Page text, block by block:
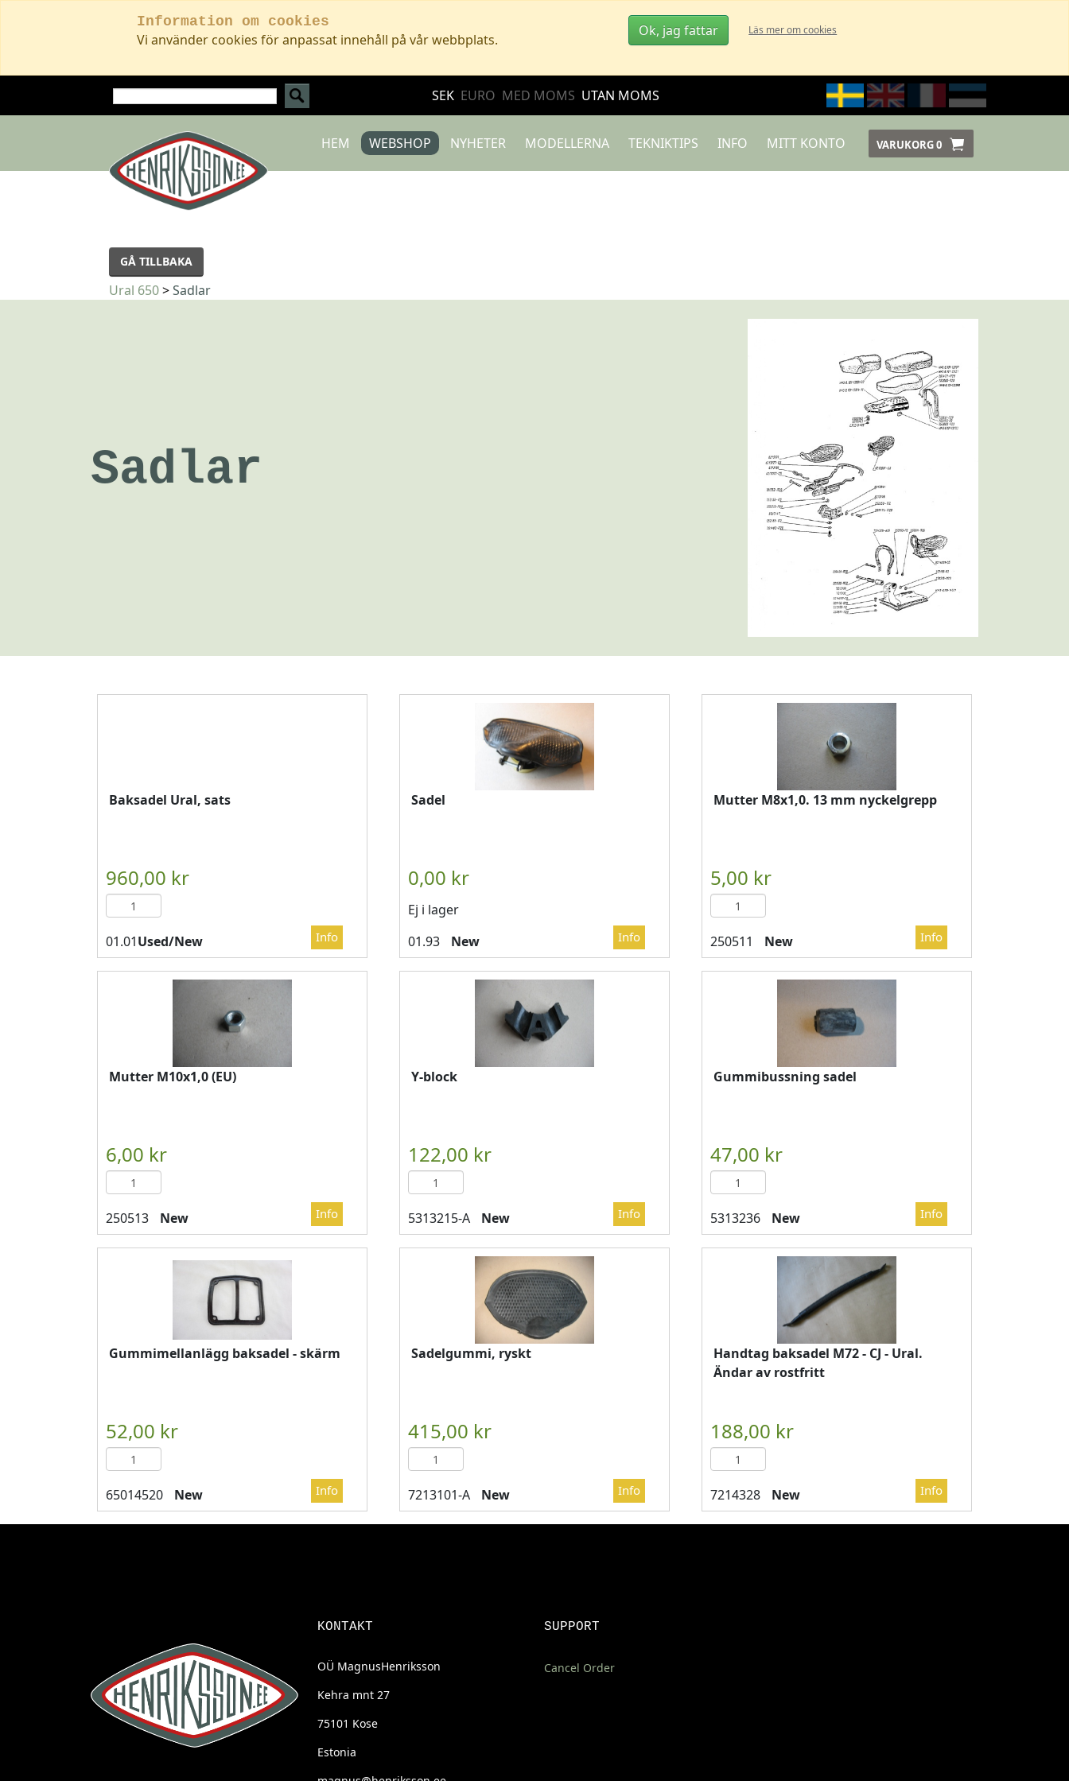
Information om cookies
Vi använder cookies för anpassat innehåll på vår webbplats.
Ok, jag fattar Läs mer om cookies
SEK EURO MED MOMS UTAN MOMS
HEM WEBSHOP NYHETER MODELLERNA TEKNIKTIPS INFO MITT KONTO VARUKORG0
GÅ TILLBAKA
Ural 650>Sadlar
Sadlar
Baksadel Ural, sats
LÄGG I KUNDVAGN
Used/New
Sadel
Ej i lager
New
Mutter M8x1,0. 13 mm nyckelgrepp
New
Mutter M10x1,0 (EU)
LÄGG I KUNDVAGN
New
Y-block
New
Gummibussning sadel
New
Gummimellanlägg baksadel - skärm
LÄGG I KUNDVAGN
New
Sadelgummi, ryskt
New
Handtag baksadel M72 - CJ - Ural.
Ändar av rostfritt
New
KONTAKT
OÜ MagnusHenriksson
Kehra mnt 27
75101 Kose
Estonia
SUPPORT
Cancel Order